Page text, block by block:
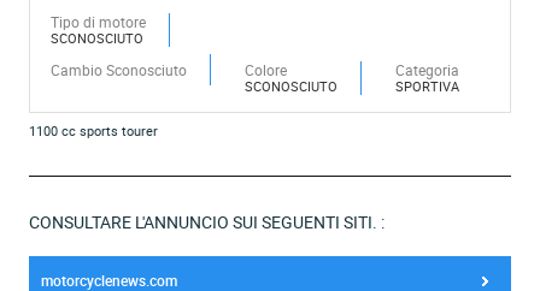
Tipo di motore
SCONOSCIUTO
Cambio Sconosciuto Colore
SCONOSCIUTO
Categoria
SPORTIVA
1100 cc sports tourer
CONSULTARE L'ANNUNCIO SUI SEGUENTI SITI. :
motorcyclenews.com